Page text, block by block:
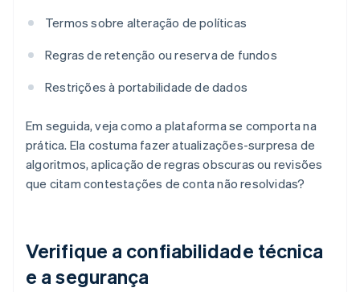
Termos sobre alteração de políticas
Regras de retenção ou reserva de fundos
Restrições à portabilidade de dados
Em seguida, veja como a plataforma se comporta na
prática. Ela costuma fazer atualizações-surpresa de
algoritmos, aplicação de regras obscuras ou revisões
que citam contestações de conta não resolvidas?
Verifique a confiabilidade técnica
e a segurança